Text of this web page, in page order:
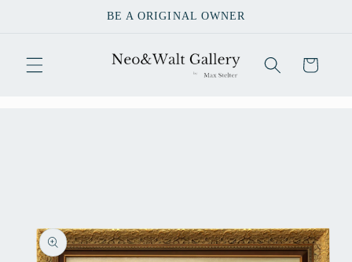
BE A ORIGINAL OWNER
Warenkorb